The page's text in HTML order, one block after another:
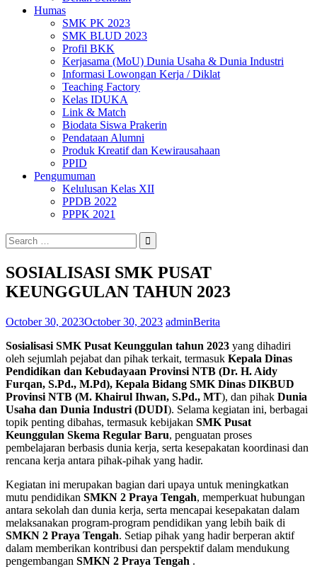
Humas
SMK PK 2023
SMK BLUD 2023
Profil BKK
Kerjasama (MoU) Dunia Usaha & Dunia Industri
Informasi Lowongan Kerja / Diklat
Teaching Factory
Kelas IDUKA
Link & Match
Biodata Siswa Prakerin
Pendataan Alumni
Produk Kreatif dan Kewirausahaan
PPID
Pengumuman
Kelulusan Kelas XII
PPDB 2022
PPPK 2021
Search
for:
SOSIALISASI SMK PUSAT
KEUNGGULAN TAHUN 2023
October 30, 2023October 30, 2023 adminBerita
Sosialisasi SMK Pusat Keunggulan tahun 2023 yang dihadiri
oleh sejumlah pejabat dan pihak terkait, termasuk Kepala Dinas
Pendidikan dan Kebudayaan Provinsi NTB (Dr. H. Aidy
Furqan, S.Pd., M.Pd), Kepala Bidang SMK Dinas DIKBUD
Provinsi NTB (M. Khairul Ihwan, S.Pd., MT), dan pihak Dunia
Usaha dan Dunia Industri (DUDI). Selama kegiatan ini, berbagai
topik penting dibahas, termasuk kebijakan SMK Pusat
Keunggulan Skema Regular Baru, penguatan proses
pembelajaran berbasis dunia kerja, serta kesepakatan koordinasi dan
rencana kerja antara pihak-pihak yang hadir.
Kegiatan ini merupakan bagian dari upaya untuk meningkatkan
mutu pendidikan SMKN 2 Praya Tengah, memperkuat hubungan
antara sekolah dan dunia kerja, serta mencapai kesepakatan dalam
melaksanakan program-program pendidikan yang lebih baik di
SMKN 2 Praya Tengah. Setiap pihak yang hadir berperan aktif
dalam memberikan kontribusi dan perspektif dalam mendukung
pengembangan SMKN 2 Praya Tengah .